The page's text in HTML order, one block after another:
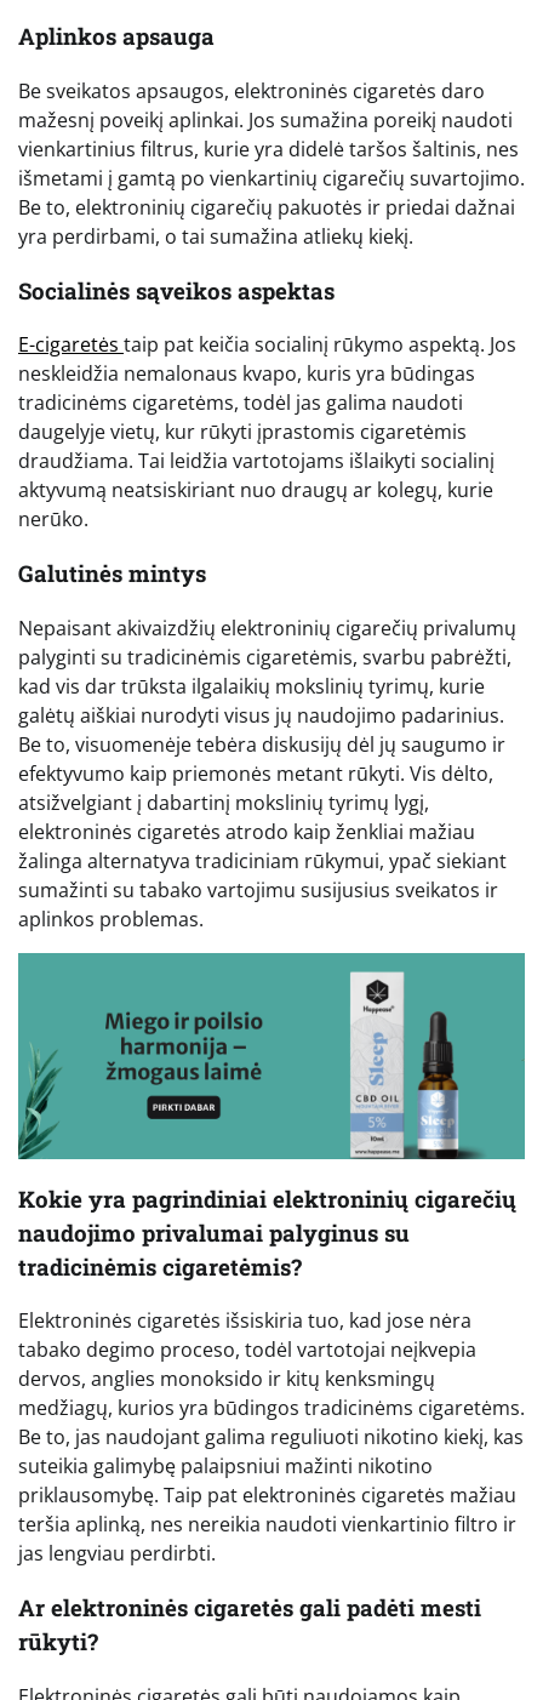
Aplinkos apsauga
Be sveikatos apsaugos, elektroninės cigaretės daro
mažesnį poveikį aplinkai. Jos sumažina poreikį naudoti
vienkartinius filtrus, kurie yra didelė taršos šaltinis, nes
išmetami į gamtą po vienkartinių cigarečių suvartojimo.
Be to, elektroninių cigarečių pakuotės ir priedai dažnai
yra perdirbami, o tai sumažina atliekų kiekį.
Socialinės sąveikos aspektas
E-cigaretės taip pat keičia socialinį rūkymo aspektą. Jos
neskleidžia nemalonaus kvapo, kuris yra būdingas
tradicinėms cigaretėms, todėl jas galima naudoti
daugelyje vietų, kur rūkyti įprastomis cigaretėmis
draudžiama. Tai leidžia vartotojams išlaikyti socialinį
aktyvumą neatsiskiriant nuo draugų ar kolegų, kurie
nerūko.
Galutinės mintys
Nepaisant akivaizdžių elektroninių cigarečių privalumų
palyginti su tradicinėmis cigaretėmis, svarbu pabrėžti,
kad vis dar trūksta ilgalaikių mokslinių tyrimų, kurie
galėtų aiškiai nurodyti visus jų naudojimo padarinius.
Be to, visuomenėje tebėra diskusijų dėl jų saugumo ir
efektyvumo kaip priemonės metant rūkyti. Vis dėlto,
atsižvelgiant į dabartinį mokslinių tyrimų lygį,
elektroninės cigaretės atrodo kaip ženkliai mažiau
žalinga alternatyva tradiciniam rūkymui, ypač siekiant
sumažinti su tabako vartojimu susijusius sveikatos ir
aplinkos problemas.
Kokie yra pagrindiniai elektroninių cigarečių
naudojimo privalumai palyginus su
tradicinėmis cigaretėmis?
Elektroninės cigaretės išsiskiria tuo, kad jose nėra
tabako degimo proceso, todėl vartotojai neįkvepia
dervos, anglies monoksido ir kitų kenksmingų
medžiagų, kurios yra būdingos tradicinėms cigaretėms.
Be to, jas naudojant galima reguliuoti nikotino kiekį, kas
suteikia galimybę palaipsniui mažinti nikotino
priklausomybę. Taip pat elektroninės cigaretės mažiau
teršia aplinką, nes nereikia naudoti vienkartinio filtro ir
jas lengviau perdirbti.
Ar elektroninės cigaretės gali padėti mesti
rūkyti?